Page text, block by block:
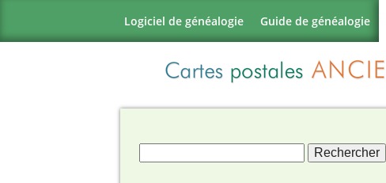
Logiciel de généalogie Guide de généalogie